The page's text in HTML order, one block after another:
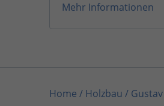
Mehr Informationen
Home / Holzbau /